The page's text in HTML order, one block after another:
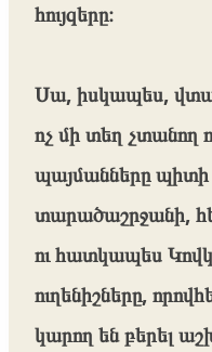
հույզերը։
Սա, իսկապես,
ոչ մի տեղ չտանող
պայմանները
տարածաշրջանի,
ու հատկապես
ուղենիշները,
կարող են բերել